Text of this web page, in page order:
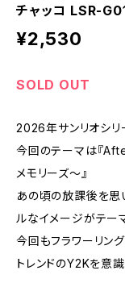
チャッコ LSR-
¥2,530
SOLD OUT
2026年サンリオシリ
今回のテーマは『
メモリーズ～』
あの頃の放課後を思
ルなイメージがテー
今回もフラワーリン
トレンドのY2Kを意